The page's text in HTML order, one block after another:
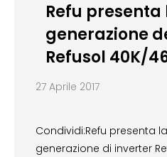
Refu
generazione
Refusol 40K/
27 Aprile 2017
Condividi:Refu presenta
generazione di inverter